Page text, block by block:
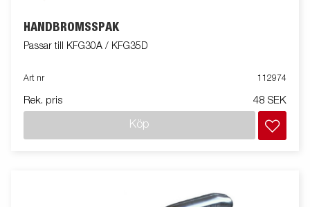
HANDBROMSSPAK
Passar till KFG30A / KFG35D
Art nr 112974
Rek. pris 48 SEK
Köp